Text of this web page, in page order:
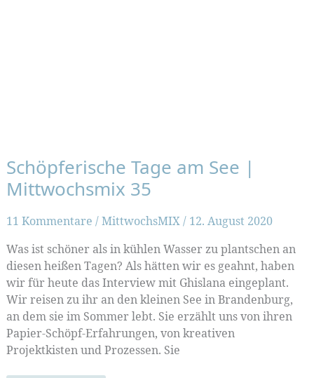
Schöpferische Tage am See |
Mittwochsmix 35
11 Kommentare /MittwochsMIX/ 12. August 2020
Was ist schöner als in kühlen Wasser zu plantschen an
diesen heißen Tagen? Als hätten wir es geahnt, haben
wir für heute das Interview mit Ghislana eingeplant.
Wir reisen zu ihr an den kleinen See in Brandenburg,
an dem sie im Sommer lebt. Sie erzählt uns von ihren
Papier-Schöpf-Erfahrungen, von kreativen
Projektkisten und Prozessen. Sie